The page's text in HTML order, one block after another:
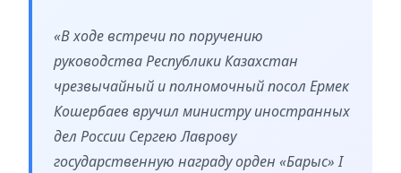
«В ходе встречи по поручению
руководства Республики Казахстан
чрезвычайный и полномочный посол Ермек
Кошербаев вручил министру иностранных
дел России Сергею Лаврову
государственную награду орден «Барыс» І